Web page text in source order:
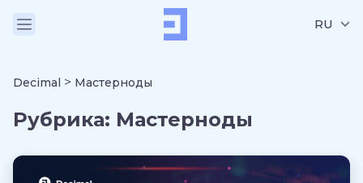
RU
Decimal > Мастерноды
Рубрика: Мастерноды